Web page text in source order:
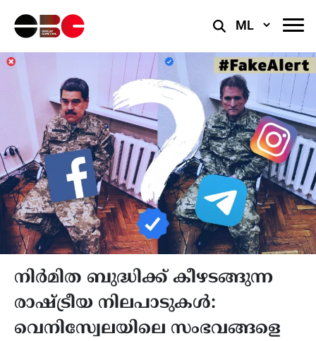
Select
നിർമിത ബുദ്ധിക്ക് കീഴടങ്ങുന്ന
രാഷ്ട്രീയ നിലപാടുകൾ:
വെനിസ്വേലയിലെ സംഭവങ്ങളെ